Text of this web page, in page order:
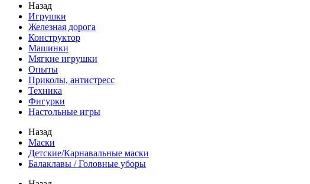
Назад
Игрушки
Железная дорога
Конструктор
Машинки
Мягкие игрушки
Опыты
Приколы, антистресс
Техника
Фигурки
Настольные игры
Назад
Маски
Детские/Карнавальные маски
Балаклавы / Головные уборы